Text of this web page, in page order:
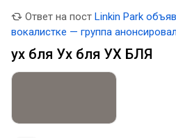
Ответ на пост Linkin Park
вокалистке — группа
ух бля Ух бля УХ БЛЯ